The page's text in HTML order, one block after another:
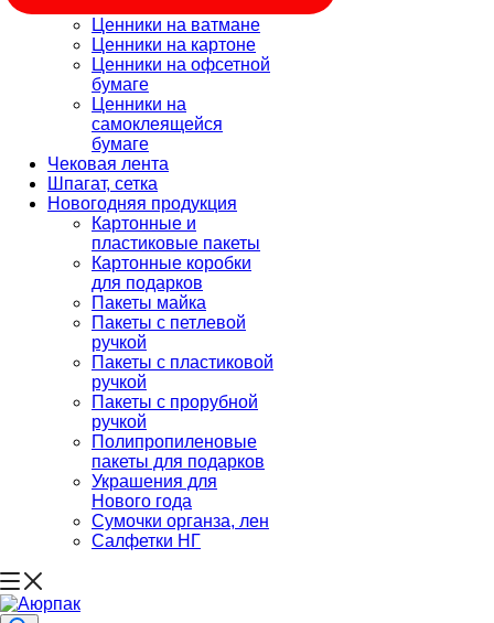
Ценники на ватмане
Ценники на картоне
Ценники на офсетной
бумаге
Ценники на
самоклеящейся
бумаге
Чековая лента
Шпагат, сетка
Новогодняя продукция
Картонные и
пластиковые пакеты
Картонные коробки
для подарков
Пакеты майка
Пакеты с петлевой
ручкой
Пакеты с пластиковой
ручкой
Пакеты с прорубной
ручкой
Полипропиленовые
пакеты для подарков
Украшения для
Нового года
Сумочки органза, лен
Салфетки НГ